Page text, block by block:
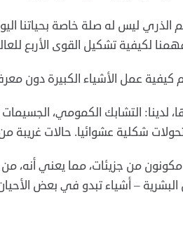
الذري ليس له صلة خاصة
لكيفية تشكيل القوى الأربع
عمل الأشياء الكبيرة دون
لدينا: التشابك الكمومي،
شكلية عشوائيا. حالات غريبة
مكونون من جزيئات، مما يعني أنه،
البشرية – أشياء تبدو في بعض